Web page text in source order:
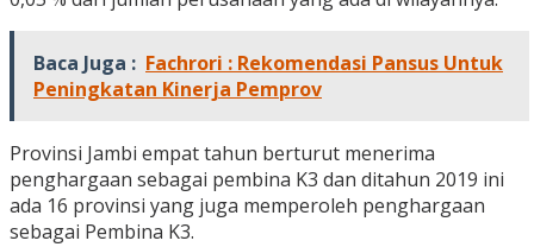
Baca Juga : Fachrori : Rekomendasi Pansus Untuk
Peningkatan Kinerja Pemprov
Provinsi Jambi empat tahun berturut menerima
penghargaan sebagai pembina K3 dan ditahun 2019 ini
ada 16 provinsi yang juga memperoleh penghargaan
sebagai Pembina K3.